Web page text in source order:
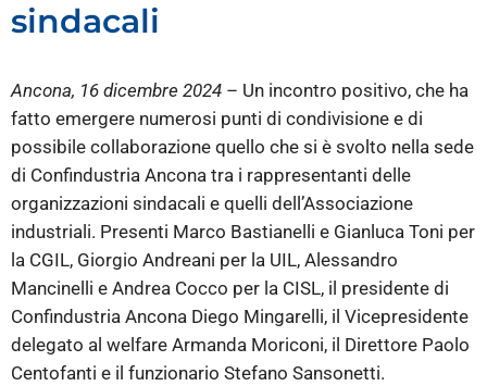
sindacali
Ancona, 16 dicembre 2024 – Un incontro positivo, che ha
fatto emergere numerosi punti di condivisione e di
possibile collaborazione quello che si è svolto nella sede
di Confindustria Ancona tra i rappresentanti delle
organizzazioni sindacali e quelli dell’Associazione
industriali. Presenti Marco Bastianelli e Gianluca Toni per
la CGIL, Giorgio Andreani per la UIL, Alessandro
Mancinelli e Andrea Cocco per la CISL, il presidente di
Confindustria Ancona Diego Mingarelli, il Vicepresidente
delegato al welfare Armanda Moriconi, il Direttore Paolo
Centofanti e il funzionario Stefano Sansonetti.